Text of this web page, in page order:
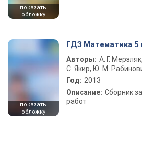
показать
обложку
показать
обложку
ГДЗ Математика 5
Авторы: А. Г.
С. Якир, Ю. М.
Год: 2013
Описание: Сборник
работ